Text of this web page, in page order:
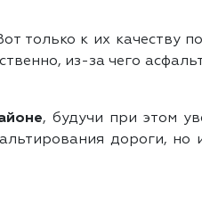
только к их качеству
из-за чего
, будучи при этом
дороги,